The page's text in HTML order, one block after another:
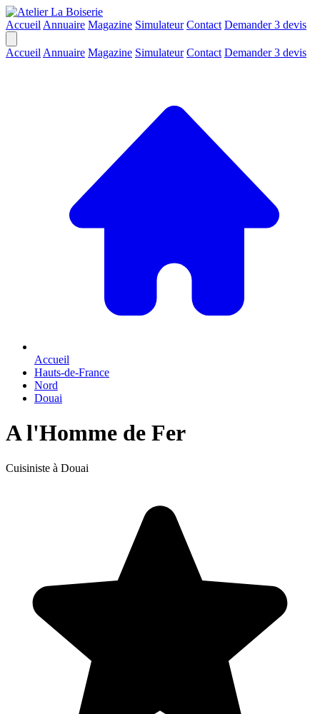
Accueil Annuaire Magazine Simulateur Contact Demander 3 devis
Accueil Annuaire Magazine Simulateur Contact Demander 3 devis
Accueil
Hauts-de-France
Nord
Douai
A l'Homme de Fer
Cuisiniste à Douai